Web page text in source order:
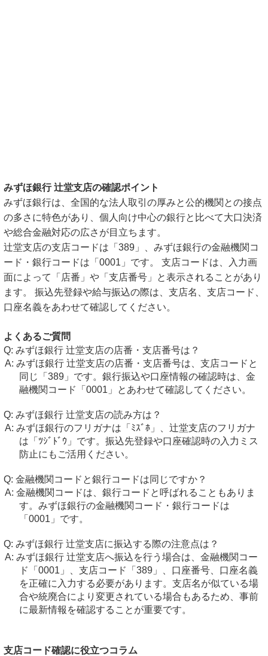
みずほ銀行 辻堂支店の確認ポイント
みずほ銀行は、全国的な法人取引の厚みと公的機関との接点
の多さに特色があり、個人向け中心の銀行と比べて大口決済
や総合金融対応の広さが目立ちます。
辻堂支店の支店コードは「389」、みずほ銀行の金融機関コ
ード・銀行コードは「0001」です。 支店コードは、入力画
面によって「店番」や「支店番号」と表示されることがあり
ます。 振込先登録や給与振込の際は、支店名、支店コード、
口座名義をあわせて確認してください。
よくあるご質問
みずほ銀行 辻堂支店の店番・支店番号は？
みずほ銀行 辻堂支店の店番・支店番号は、支店コードと
同じ「389」です。銀行振込や口座情報の確認時は、金
融機関コード「0001」とあわせて確認してください。
みずほ銀行 辻堂支店の読み方は？
みずほ銀行のフリガナは「ﾐｽﾞﾎ」、辻堂支店のフリガナ
は「ﾂｼﾞﾄﾞｳ」です。振込先登録や口座確認時の入力ミス
防止にもご活用ください。
金融機関コードと銀行コードは同じですか？
金融機関コードは、銀行コードと呼ばれることもありま
す。みずほ銀行の金融機関コード・銀行コードは
「0001」です。
みずほ銀行 辻堂支店に振込する際の注意点は？
みずほ銀行 辻堂支店へ振込を行う場合は、金融機関コー
ド「0001」、支店コード「389」、口座番号、口座名義
を正確に入力する必要があります。支店名が似ている場
合や統廃合により変更されている場合もあるため、事前
に最新情報を確認することが重要です。
支店コード確認に役立つコラム